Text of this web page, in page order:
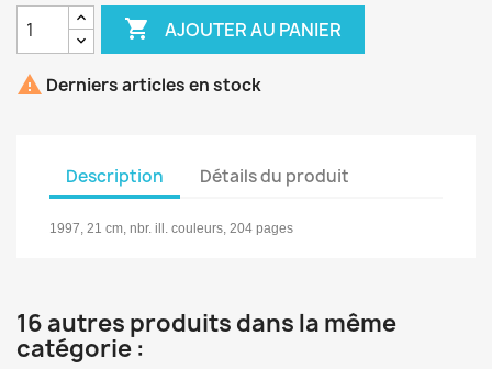
 AJOUTER AU PANIER
 Derniers articles en stock
Description Détails du produit
1997, 21 cm, nbr. ill. couleurs, 204 pages
16 autres produits dans la même
catégorie :